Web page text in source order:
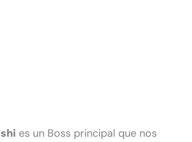
es un Boss principal que nos